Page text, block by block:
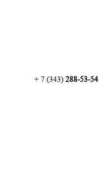
+ 7 (343) 288-53-54